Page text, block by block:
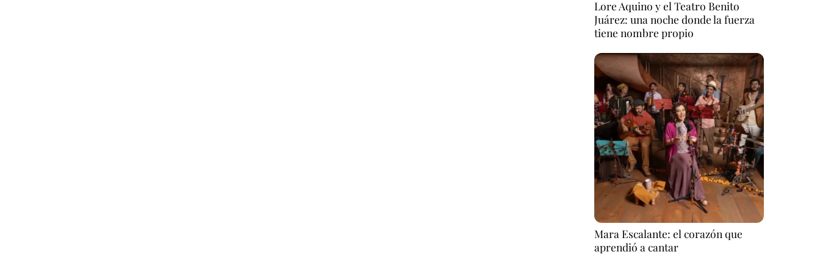
Lore Aquino y el Teatro Benito
Juárez: una noche donde la fuerza
tiene nombre propio
Mara Escalante: el corazón que
aprendió a cantar